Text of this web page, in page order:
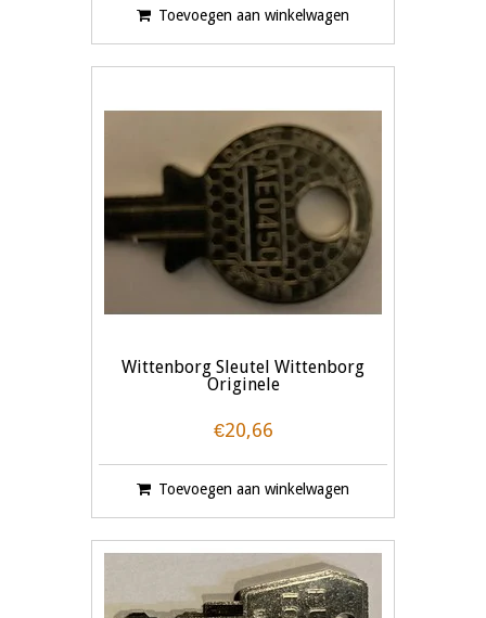
Toevoegen aan winkelwagen
Wittenborg Sleutel Wittenborg
Originele
€20,66
Toevoegen aan winkelwagen